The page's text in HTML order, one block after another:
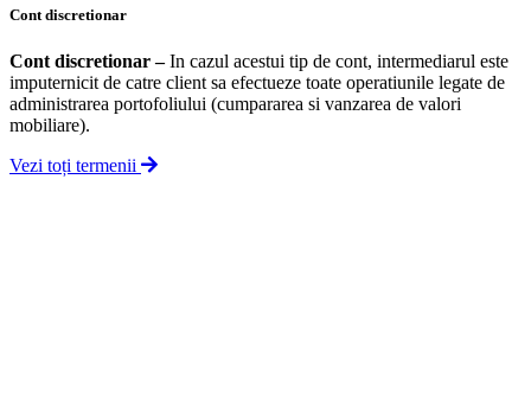
Cont discretionar
Cont discretionar –In cazul acestui tip de cont, intermediarul este
imputernicit de catre client sa efectueze toate operatiunile legate de
administrarea portofoliului (cumpararea si vanzarea de valori
mobiliare).
Vezi toți termenii